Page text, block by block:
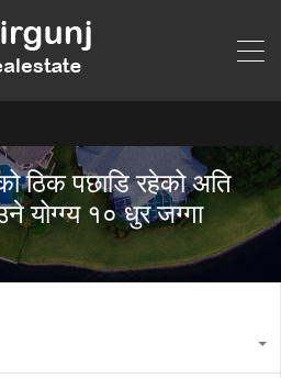
ठिक पछाडि रहेको अति
योग्ग्य १० धुर जग्गा